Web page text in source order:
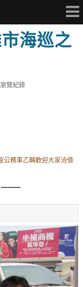
海巡之
瀏覽紀錄
公務車乙輛歡迎大家洽借
辦完畢感謝全體會員參與
公務車乙輛歡迎大家洽借